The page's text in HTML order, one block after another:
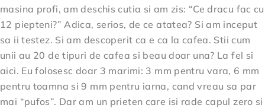
masina profi, am deschis cutia si am zis: “Ce dracu fac cu
12 piepteni?” Adica, serios, de ce atatea? Si am inceput
sa ii testez. Si am descoperit ca e ca la cafea. Stii cum
unii au 20 de tipuri de cafea si beau doar una? La fel si
aici. Eu folosesc doar 3 marimi: 3 mm pentru vara, 6 mm
pentru toamna si 9 mm pentru iarna, cand vreau sa par
mai “pufos”. Dar am un prieten care isi rade capul zero si